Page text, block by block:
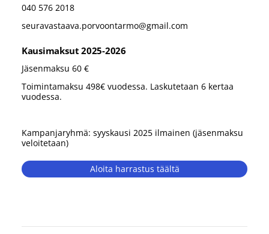
040 576 2018
seuravastaava.porvoontarmo@gmail.com
Kausimaksut 2025-2026
Jäsenmaksu 60 €
Toimintamaksu 498€ vuodessa. Laskutetaan 6 kertaa
vuodessa.
Kampanjaryhmä: syyskausi 2025 ilmainen (jäsenmaksu
veloitetaan)
Aloita harrastus täältä